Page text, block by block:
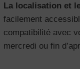
La localisation et
facilement
compatibilité avec
mercredi ou fin